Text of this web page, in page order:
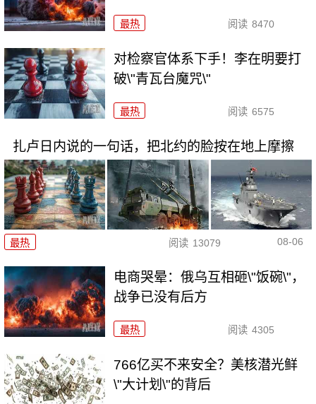
最热 阅读 8470
对检察官体系下手！李在明要打
破\"青瓦台魔咒\"
最热 阅读 6575
扎卢日内说的一句话，把北约的脸按在地上摩擦
最热 阅读 13079 08-06
电商哭晕：俄乌互相砸\"饭碗\"，
战争已没有后方
最热 阅读 4305
766亿买不来安全？美核潜光鲜
\"大计划\"的背后